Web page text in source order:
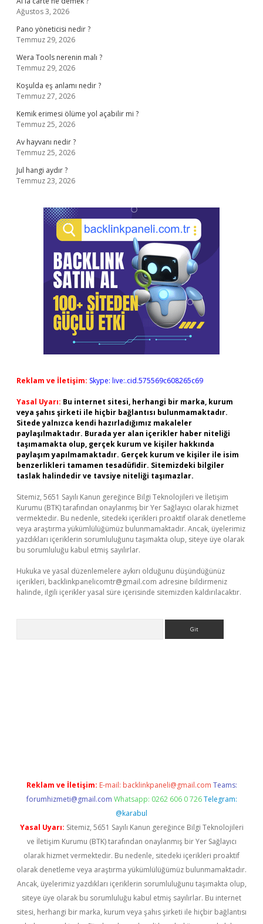
Ağustos 3, 2026
Pano yöneticisi nedir ?
Temmuz 29, 2026
Wera Tools nerenin malı ?
Temmuz 29, 2026
Koşulda eş anlamı nedir ?
Temmuz 27, 2026
Kemik erimesi ölüme yol açabilir mi ?
Temmuz 25, 2026
Av hayvanı nedir ?
Temmuz 25, 2026
Jul hangi aydır ?
Temmuz 23, 2026
Reklam ve İletişim: Skype: live:.cid.575569c608265c69
Yasal Uyarı: Bu internet sitesi, herhangi bir marka, kurum
veya şahıs şirketi ile hiçbir bağlantısı bulunmamaktadır.
Sitede yalnızca kendi hazırladığımız makaleler
paylaşılmaktadır. Burada yer alan içerikler haber niteliği
taşımamakta olup, gerçek kurum ve kişiler hakkında
paylaşım yapılmamaktadır. Gerçek kurum ve kişiler ile isim
benzerlikleri tamamen tesadüfidir. Sitemizdeki bilgiler
taslak halindedir ve tavsiye niteliği taşımazlar.
Sitemiz, 5651 Sayılı Kanun gereğince Bilgi Teknolojileri ve İletişim
Kurumu (BTK) tarafından onaylanmış bir Yer Sağlayıcı olarak hizmet
vermektedir. Bu nedenle, sitedeki içerikleri proaktif olarak denetleme
veya araştırma yükümlülüğümüz bulunmamaktadır. Ancak, üyelerimiz
yazdıkları içeriklerin sorumluluğunu taşımakta olup, siteye üye olarak
bu sorumluluğu kabul etmiş sayılırlar.
Hukuka ve yasal düzenlemelere aykırı olduğunu düşündüğünüz
içerikleri, backlinkpanelicomtr@gmail.com adresine bildirmeniz
halinde, ilgili içerikler yasal süre içerisinde sitemizden kaldırılacaktır.
Reklam ve İletişim: E-mail: backlinkpaneli@gmail.com Teams:
forumhizmeti@gmail.com Whatsapp: 0262 606 0 726 Telegram:
@karabul
Yasal Uyarı: Sitemiz, 5651 Sayılı Kanun gereğince Bilgi Teknolojileri
ve İletişim Kurumu (BTK) tarafından onaylanmış bir Yer Sağlayıcı
olarak hizmet vermektedir. Bu nedenle, sitedeki içerikleri proaktif
olarak denetleme veya araştırma yükümlülüğümüz bulunmamaktadır.
Ancak, üyelerimiz yazdıkları içeriklerin sorumluluğunu taşımakta olup,
siteye üye olarak bu sorumluluğu kabul etmiş sayılırlar. Bu internet
sitesi, herhangi bir marka, kurum veya şahıs şirketi ile hiçbir bağlantısı